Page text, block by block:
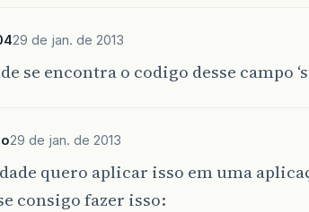
29 de jan. de 2013
se encontra o codigo desse campo
29 de jan. de 2013
quero aplicar isso em uma
consigo fazer isso: